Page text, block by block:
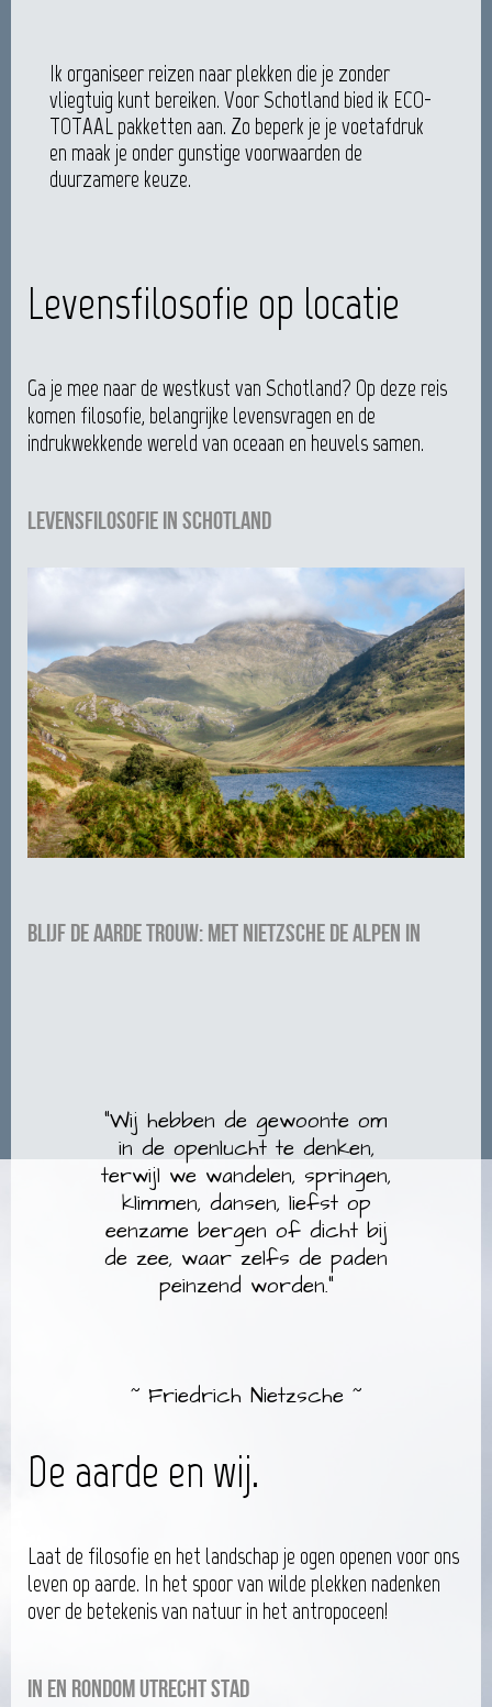
Ik organiseer reizen naar plekken die je zonder
vliegtuig kunt bereiken. Voor Schotland bied ik ECO-
TOTAAL pakketten aan. Zo beperk je je voetafdruk
en maak je onder gunstige voorwaarden de
duurzamere keuze.
Levensfilosofie op locatie
Ga je mee naar de westkust van Schotland? Op deze reis
komen filosofie, belangrijke levensvragen en de
indrukwekkende wereld van oceaan en heuvels samen.
Levensfilosofie in Schotland
Blijf de aarde trouw: met Nietzsche de Alpen in
“Wij hebben de gewoonte om
in de openlucht te denken,
terwijl we wandelen, springen,
klimmen, dansen, liefst op
eenzame bergen of dicht bij
de zee, waar zelfs de paden
peinzend worden.”
~ Friedrich Nietzsche ~
De aarde en wij.
Laat de filosofie en het landschap je ogen openen voor ons
leven op aarde. In het spoor van wilde plekken nadenken
over de betekenis van natuur in het antropoceen!
In en rondom Utrecht stad